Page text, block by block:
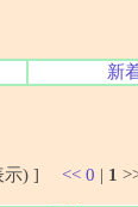
新
示) ] << 0 | 1